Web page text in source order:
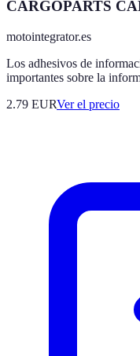
CARGOPARTS
motointegrator.es
Los adhesivos de
importantes sobre la
2.79 EURVer el precio